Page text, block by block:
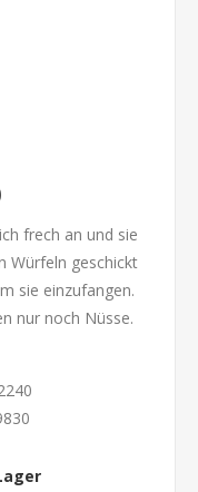
frech an und sie
Würfeln geschickt
sie einzufangen.
nur noch Nüsse.